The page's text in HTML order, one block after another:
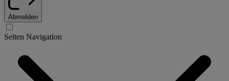
Abmelden
Seiten Navigation